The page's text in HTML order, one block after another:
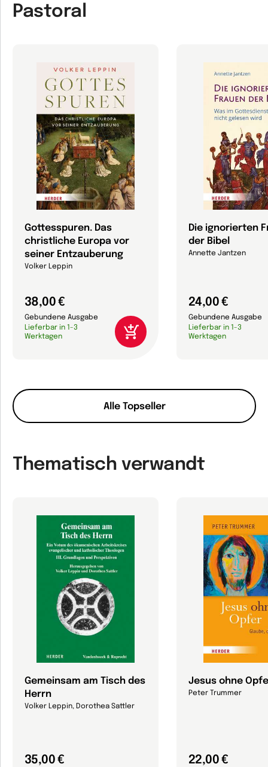
Pastoral
Alle Topseller
Gottesspuren. Das
christliche Europa vor
seiner Entzauberung
Volker Leppin
38,00 €
Gebundene Ausgabe
Lieferbar in 1-3
Werktagen
Die ignorierten
der Bibel
Annette Jantzen
24,00 €
Gebundene Ausgabe
Lieferbar in 1-3
Werktagen
Thematisch verwandt
Gemeinsam am Tisch des
Herrn
Volker Leppin, Dorothea Sattler
35,00 €
Jesus ohne
Peter Trummer
22,00 €